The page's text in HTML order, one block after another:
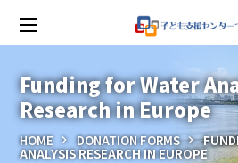
Funding for Water
Research in Europe
HOME DONATION FORMS
ANALYSIS RESEARCH IN EUROPE